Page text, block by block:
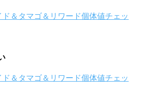
ド＆タマゴ＆リワード個体値チェッ
ド＆タマゴ＆リワード個体値チェッ